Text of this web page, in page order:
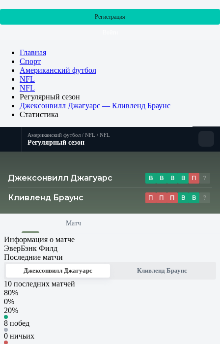
Регистрация
Главная
Спорт
Американский футбол
NFL
NFL
Регулярный сезон
Джексонвилл Джагуарс — Кливленд Браунс
Статистика
Американский футбол / NFL / NFL
Регулярный сезон
Матч
Джексонвилл Джагуарс
Кливленд Браунс
В В В В П ?
П П П В В ?
Матч
Информация о матче
ЭверБэнк Филд
Последние матчи
Джексонвилл Джагуарс Кливленд Браунс
10 последних матчей
80%
0%
20%
8 побед
0 ничьих